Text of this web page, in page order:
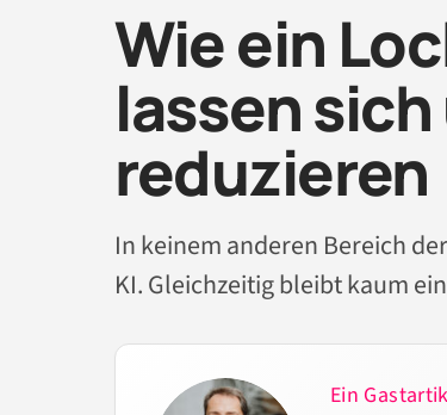
Wie ein
lassen
reduzieren
In keinem anderen Bereich
KI. Gleichzeitig bleibt kaum
Ein